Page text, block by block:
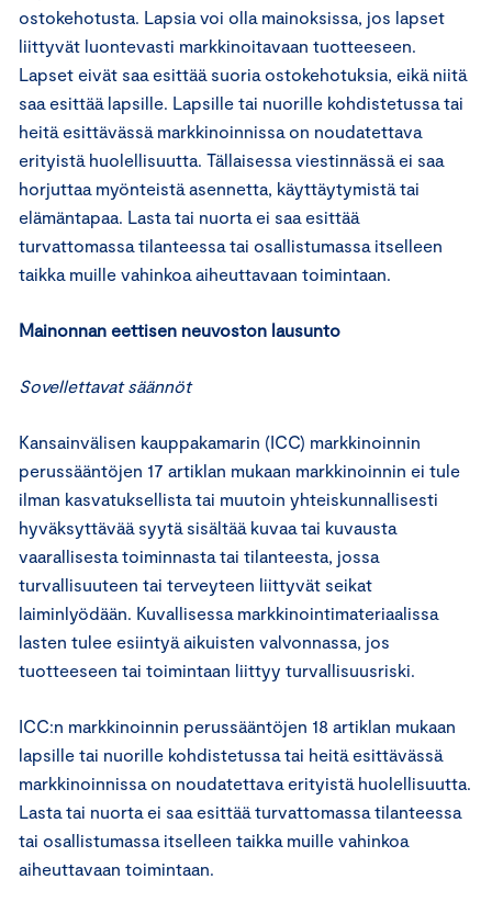
ostokehotusta. Lapsia voi olla mainoksissa, jos lapset
liittyvät luontevasti markkinoitavaan tuotteeseen.
Lapset eivät saa esittää suoria ostokehotuksia, eikä niitä
saa esittää lapsille. Lapsille tai nuorille kohdistetussa tai
heitä esittävässä markkinoinnissa on noudatettava
erityistä huolellisuutta. Tällaisessa viestinnässä ei saa
horjuttaa myönteistä asennetta, käyttäytymistä tai
elämäntapaa. Lasta tai nuorta ei saa esittää
turvattomassa tilanteessa tai osallistumassa itselleen
taikka muille vahinkoa aiheuttavaan toimintaan.
Mainonnan eettisen neuvoston lausunto
Sovellettavat säännöt
Kansainvälisen kauppakamarin (ICC) markkinoinnin
perussääntöjen 17 artiklan mukaan markkinoinnin ei tule
ilman kasvatuksellista tai muutoin yhteiskunnallisesti
hyväksyttävää syytä sisältää kuvaa tai kuvausta
vaarallisesta toiminnasta tai tilanteesta, jossa
turvallisuuteen tai terveyteen liittyvät seikat
laiminlyödään. Kuvallisessa markkinointimateriaalissa
lasten tulee esiintyä aikuisten valvonnassa, jos
tuotteeseen tai toimintaan liittyy turvallisuusriski.
ICC:n markkinoinnin perussääntöjen 18 artiklan mukaan
lapsille tai nuorille kohdistetussa tai heitä esittävässä
markkinoinnissa on noudatettava erityistä huolellisuutta.
Lasta tai nuorta ei saa esittää turvattomassa tilanteessa
tai osallistumassa itselleen taikka muille vahinkoa
aiheuttavaan toimintaan.